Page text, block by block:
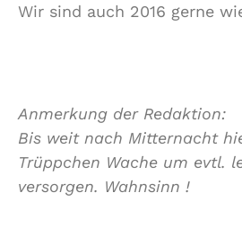
Wir sind auch 2016 gerne
Anmerkung der Redaktion:
Bis weit nach Mitternacht
Trüppchen Wache um evtl.
versorgen. Wahnsinn !